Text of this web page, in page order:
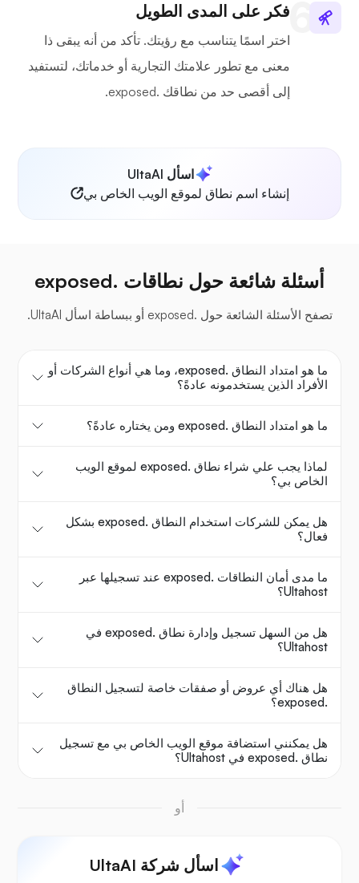
فكر على المدى الطويل
اختر اسمًا يتناسب مع رؤيتك. تأكد من أنه يبقى ذا
معنى مع تطور علامتك التجارية أو خدماتك، لتستفيد
إلى أقصى حد من نطاقك .exposed.
اسأل UltaAI
إنشاء اسم نطاق لموقع الويب الخاص بي
أسئلة شائعة حول نطاقات .exposed
تصفح الأسئلة الشائعة حول .exposed أو ببساطة اسأل UltaAI.
ما هو امتداد النطاق .exposed، وما هي أنواع الشركات أو
الأفراد الذين يستخدمونه عادةً؟
ما هو امتداد النطاق .exposed ومن يختاره عادةً؟
لماذا يجب علي شراء نطاق .exposed لموقع الويب
الخاص بي؟
هل يمكن للشركات استخدام النطاق .exposed بشكل
فعال؟
ما مدى أمان النطاقات .exposed عند تسجيلها عبر
Ultahost؟
هل من السهل تسجيل وإدارة نطاق .exposed في
Ultahost؟
هل هناك أي عروض أو صفقات خاصة لتسجيل النطاق
.exposed؟
هل يمكنني استضافة موقع الويب الخاص بي مع تسجيل
نطاق .exposed في Ultahost؟
أو
اسأل شركة UltaAI